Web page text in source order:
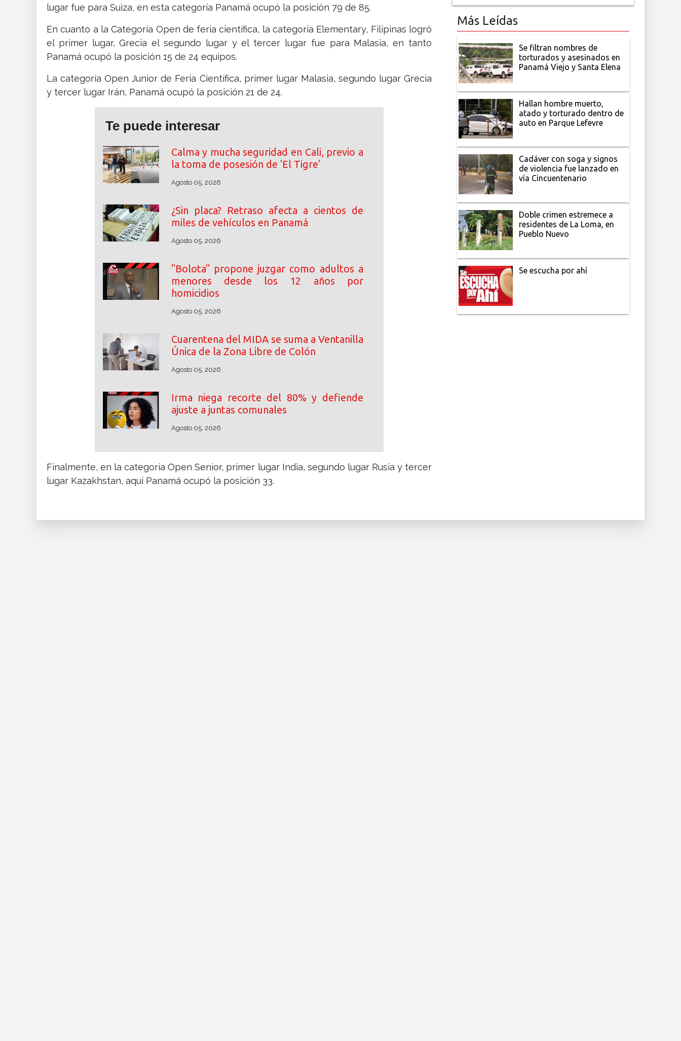
lugar fue para Suiza, en esta categoría Panamá ocupó la posición 79 de 85.
En cuanto a la Categoría Open de feria científica, la categoría Elementary, Filipinas logró
el primer lugar, Grecia el segundo lugar y el tercer lugar fue para Malasia, en tanto
Panamá ocupó la posición 15 de 24 equipos.
La categoría Open Junior de Feria Científica, primer lugar Malasia, segundo lugar Grecia
y tercer lugar Irán, Panamá ocupó la posición 21 de 24.
Te puede interesar
Calma y mucha seguridad en Cali, previo a
la toma de posesión de 'El Tigre'
Agosto 05, 2026
¿Sin placa? Retraso afecta a cientos de
miles de vehículos en Panamá
Agosto 05, 2026
"Bolota" propone juzgar como adultos a
menores desde los 12 años por
homicidios
Agosto 05, 2026
Cuarentena del MIDA se suma a Ventanilla
Única de la Zona Libre de Colón
Agosto 05, 2026
Irma niega recorte del 80% y defiende
ajuste a juntas comunales
Agosto 05, 2026
Finalmente, en la categoría Open Senior, primer lugar India, segundo lugar Rusia y tercer
lugar Kazakhstan, aquí Panamá ocupó la posición 33.
Más Leídas
Se filtran nombres de
torturados y asesinados en
Panamá Viejo y Santa Elena
Hallan hombre muerto,
atado y torturado dentro de
auto en Parque Lefevre
Cadáver con soga y signos
de violencia fue lanzado en
vía Cincuentenario
Doble crimen estremece a
residentes de La Loma, en
Pueblo Nuevo
Se escucha por ahí